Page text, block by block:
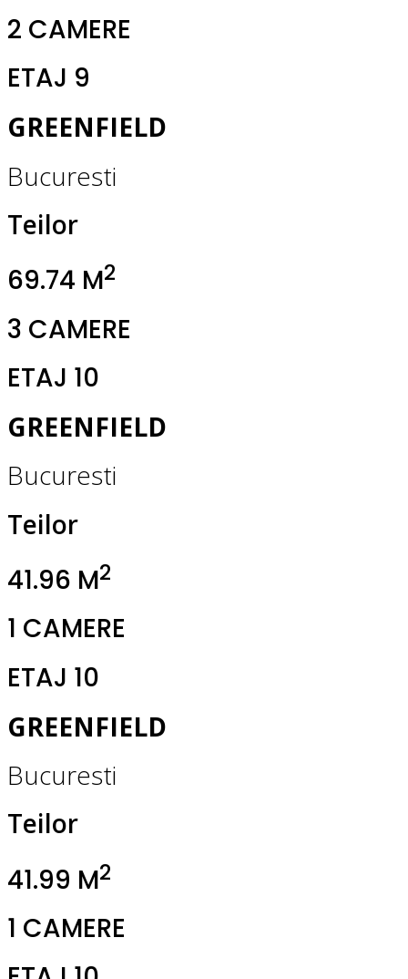
2 CAMERE
ETAJ 9
GREENFIELD
Bucuresti
Teilor
69.74 M2
3 CAMERE
ETAJ 10
GREENFIELD
Bucuresti
Teilor
41.96 M2
1 CAMERE
ETAJ 10
GREENFIELD
Bucuresti
Teilor
41.99 M2
1 CAMERE